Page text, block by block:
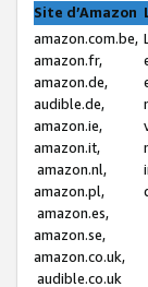
Site d’Amazon
amazon.com.be,
amazon.fr,
amazon.de,
audible.de,
amazon.ie,
amazon.it,
amazon.nl,
amazon.pl,
amazon.es,
amazon.se,
amazon.co.uk,
audible.co.uk